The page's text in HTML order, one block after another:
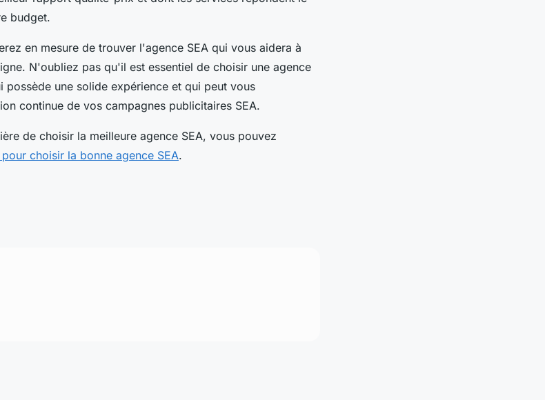
budget.
en mesure de trouver l'agence SEA qui vous aidera à
N'oubliez pas qu'il est essentiel de choisir une agence
une solide expérience et qui peut vous
continue de vos campagnes publicitaires SEA.
de choisir la meilleure agence SEA, vous pouvez
choisir la bonne agence SEA.